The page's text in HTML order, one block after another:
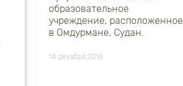
образовательное
учреждение, расположенное
в Омдурмане, Судан.
14 декабря 2016